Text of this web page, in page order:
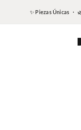
✨ Piezas Únicas ·